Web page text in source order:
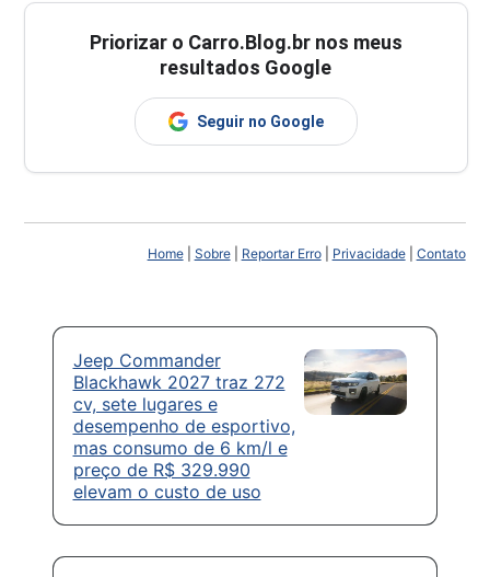
Priorizar o Carro.Blog.br nos meus
resultados Google
Seguir no Google
Home| Sobre| Reportar Erro| Privacidade| Contato
Jeep Commander
Blackhawk 2027 traz 272
cv, sete lugares e
desempenho de esportivo,
mas consumo de 6 km/l e
preço de R$ 329.990
elevam o custo de uso